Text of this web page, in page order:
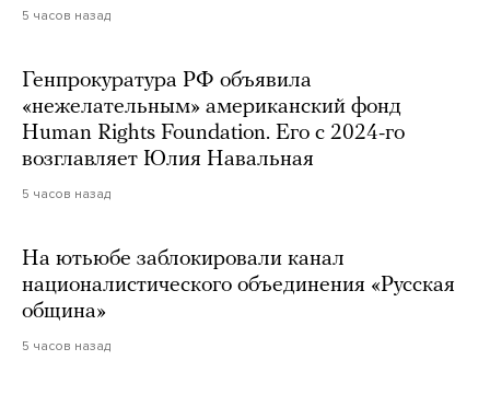
5 часов назад
Генпрокуратура РФ объявила
«нежелательным» американский фонд
Human Rights Foundation. Его с 2024-го
возглавляет Юлия Навальная
5 часов назад
На ютьюбе заблокировали канал
националистического объединения «Русская
община»
5 часов назад